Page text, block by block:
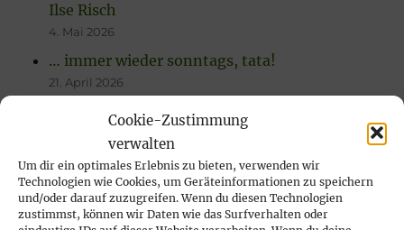
Cookie-Zustimmung
verwalten
Um dir ein optimales Erlebnis zu bieten, verwenden wir
Technologien wie Cookies, um Geräteinformationen zu speichern
und/oder darauf zuzugreifen. Wenn du diesen Technologien
zustimmst, können wir Daten wie das Surfverhalten oder
Ilse Risch
4. Mai 2026
… immer wieder sonntags, tata!
21. April 2026
Rückblick auf das Karfreitags-Fischessen
Nachlese Rosenmontagsparty 2026: es
wurde gesungen, gelacht & geschunkelt!
23. Februar 2026